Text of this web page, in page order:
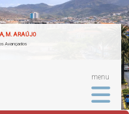
M. ARAÚJO
Avançados
menu